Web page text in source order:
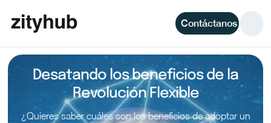
Contáctanos
Desatando los beneficios de la
Revolución Flexible
¿Quieres saber cuáles son los beneficios de adoptar un